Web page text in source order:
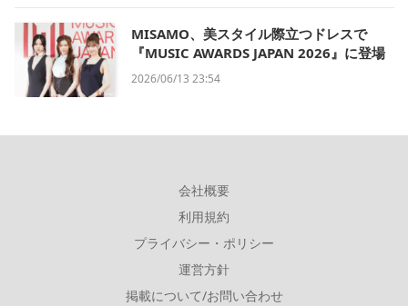
MISAMO、美スタイル際立つドレスで
『MUSIC AWARDS JAPAN 2026』に登場
2026/06/13 23:54
会社概要
利用規約
プライバシー・ポリシー
運営方針
掲載について/お問い合わせ